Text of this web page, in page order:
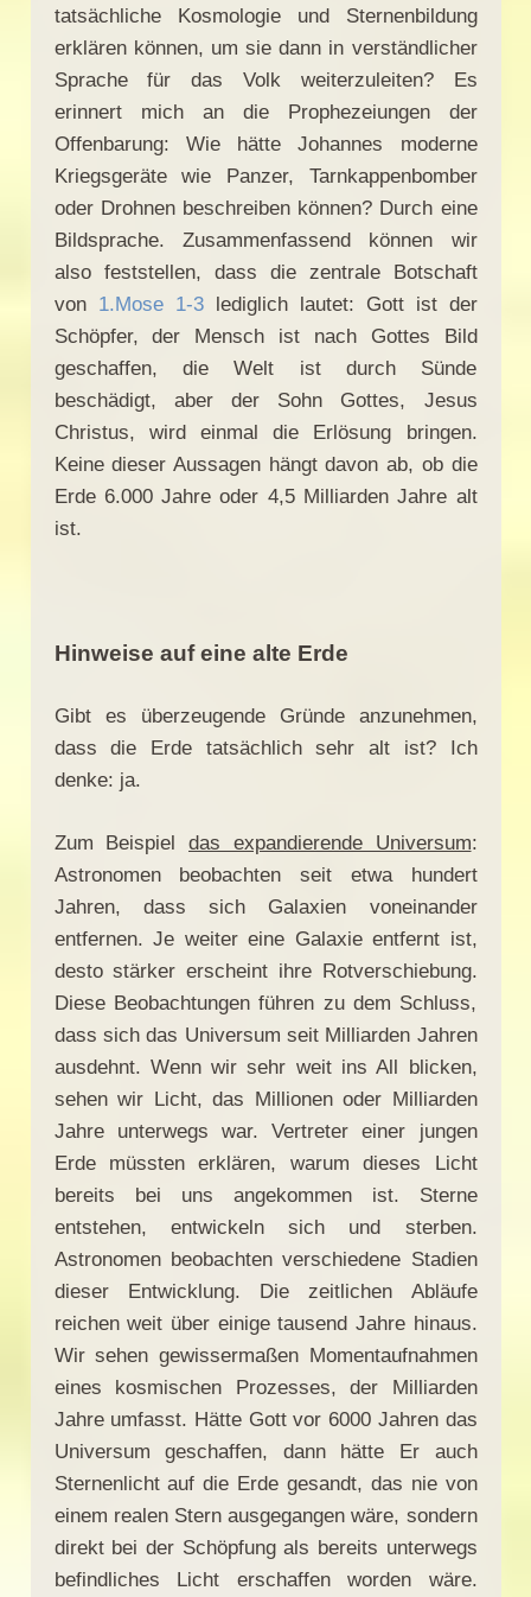
tatsächliche Kosmologie und Sternenbildung
erklären können, um sie dann in verständlicher
Sprache für das Volk weiterzuleiten? Es
erinnert mich an die Prophezeiungen der
Offenbarung: Wie hätte Johannes moderne
Kriegsgeräte wie Panzer, Tarnkappenbomber
oder Drohnen beschreiben können? Durch eine
Bildsprache. Zusammenfassend können wir
also feststellen, dass die zentrale Botschaft
von 1.Mose 1-3lediglich lautet: Gott ist der
Schöpfer, der Mensch ist nach Gottes Bild
geschaffen, die Welt ist durch Sünde
beschädigt, aber der Sohn Gottes, Jesus
Christus, wird einmal die Erlösung bringen.
Keine dieser Aussagen hängt davon ab, ob die
Erde 6.000 Jahre oder 4,5 Milliarden Jahre alt
ist.
Hinweise auf eine alte Erde
Gibt es überzeugende Gründe anzunehmen,
dass die Erde tatsächlich sehr alt ist? Ich
denke: ja.
Zum Beispiel das expandierende Universum:
Astronomen beobachten seit etwa hundert
Jahren, dass sich Galaxien voneinander
entfernen. Je weiter eine Galaxie entfernt ist,
desto stärker erscheint ihre Rotverschiebung.
Diese Beobachtungen führen zu dem Schluss,
dass sich das Universum seit Milliarden Jahren
ausdehnt. Wenn wir sehr weit ins All blicken,
sehen wir Licht, das Millionen oder Milliarden
Jahre unterwegs war. Vertreter einer jungen
Erde müssten erklären, warum dieses Licht
bereits bei uns angekommen ist. Sterne
entstehen, entwickeln sich und sterben.
Astronomen beobachten verschiedene Stadien
dieser Entwicklung. Die zeitlichen Abläufe
reichen weit über einige tausend Jahre hinaus.
Wir sehen gewissermaßen Momentaufnahmen
eines kosmischen Prozesses, der Milliarden
Jahre umfasst. Hätte Gott vor 6000 Jahren das
Universum geschaffen, dann hätte Er auch
Sternenlicht auf die Erde gesandt, das nie von
einem realen Stern ausgegangen wäre, sondern
direkt bei der Schöpfung als bereits unterwegs
befindliches Licht erschaffen worden wäre.